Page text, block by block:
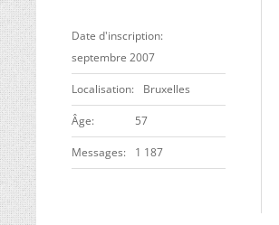
Date d'inscription
septembre 2007
Localisation Bruxelles
ge 57
Messages 1 187